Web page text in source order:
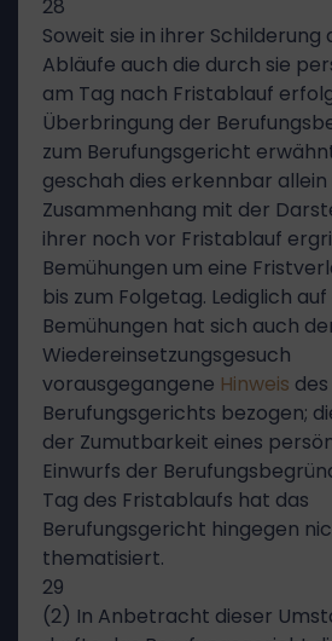
28
Soweit sie in ihrer Schilderung
Abläufe auch die durch sie
am Tag nach Fristablauf
Überbringung der
zum Berufungsgericht
geschah dies erkennbar allein
Zusammenhang mit der
ihrer noch vor Fristablauf
Bemühungen um eine
bis zum Folgetag. Lediglich auf
Bemühungen hat sich auch
Wiedereinsetzungsgesuch
vorausgegangene Hinweis des
Berufungsgerichts bezogen;
der Zumutbarkeit eines
Einwurfs der
Tag des Fristablaufs hat das
Berufungsgericht hingegen
thematisiert.
29
(2) In Anbetracht dieser